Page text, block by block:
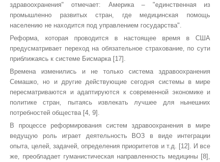
здравоохранения" отмечает: Америка – "единственная из
промышленно развитых стран, где медицинская помощь
населению не находится под управлением государства".
Реформа, которая проводится в настоящее время в США
предусматривает переход на обязательное страхование, по сути
приближаясь к системе Бисмарка [17].
Времена изменились и не только система здравоохранения
Семашко, но и другие действующие сегодня системы в мире
пересматриваются и адаптируются к современной экономике и
политике стран, пытаясь извлекать лучшее для нынешних
потребностей общества [4, 9].
В процессе реформирования систем здравоохранения в мире
ведущую роль играет деятельность ВОЗ в виде интеграции
опыта, целей, задачей, определения приоритетов и т.д. [12]. И все
же, преобладает гуманистическая направленность медицины [8],